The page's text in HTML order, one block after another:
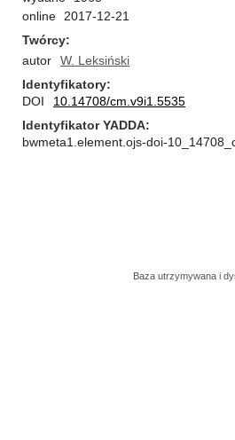
online
2017-12-21
Twórcy
autor
W. Leksiński
Identyfikatory
DOI
10.14708/cm.v9i1.5535
Identyfikator YADDA
bwmeta1.element.ojs-doi-
Baza utrzymywana i